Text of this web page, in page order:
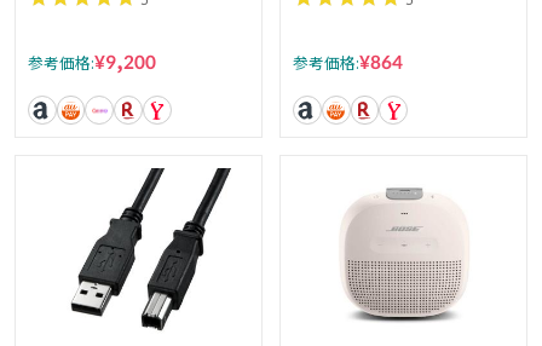
参考価格:¥9,200 参考価格:¥864